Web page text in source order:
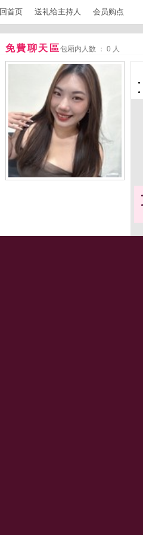
回首页 送礼给主持人 会员购点
免費聊天區包厢内人数 ： 0 人